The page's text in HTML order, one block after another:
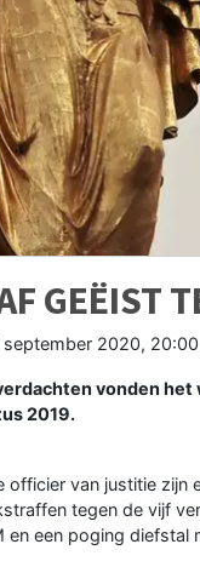
GEËIST
september 2020,
verdachten vonden
2019.
officier van justitie zijn
tegen de vijf
en een poging